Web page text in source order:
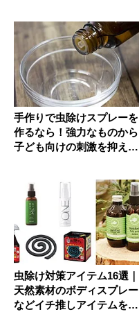
手作りで虫除けスプレーを
作るなら！強力なものから
子ども向けの刺激を抑えた
虫除け対策アイテム16選｜
天然素材のボディスプレー
などイチ推しアイテムを紹